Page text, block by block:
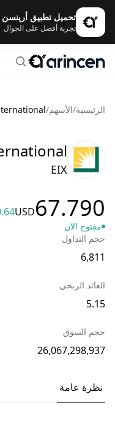
تحميل تطبيق أرينسن
تجربة أفضل على الجوال
الرئيسية/الأسهم/
EIX
67.790
USD
مفتوح الان
حجم التداول
6,811
العائد الربحي
5.15
حجم السوق
26,067,298,937
نظرة عامة